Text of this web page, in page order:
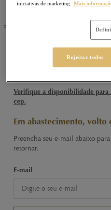
Sku430301
Hello Vegan Tablete
Verifique a disponibilidade para
cep.
Em abastecimento, volto
Preencha seu e-mail abaixo
retornar.
E-mail
iniciativas de marketing.
Mais
Rejeitar todos